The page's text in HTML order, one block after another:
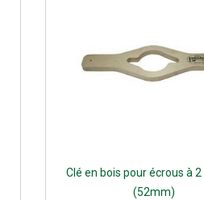
Clé en bois pour écrous à
(52mm)